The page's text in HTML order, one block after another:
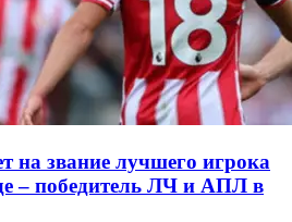
на звание лучшего игрока
– победитель ЛЧ и АПЛ в